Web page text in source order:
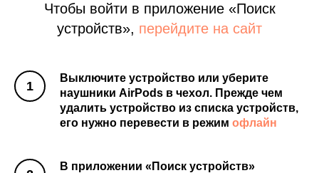
Чтобы войти в приложение «Поиск
устройств», перейдите на сайт
Выключите устройство или уберите
наушники AirPods в чехол. Прежде чем
удалить устройство из списка устройств,
его нужно перевести в режим офлайн
В приложении «Поиск устройств»